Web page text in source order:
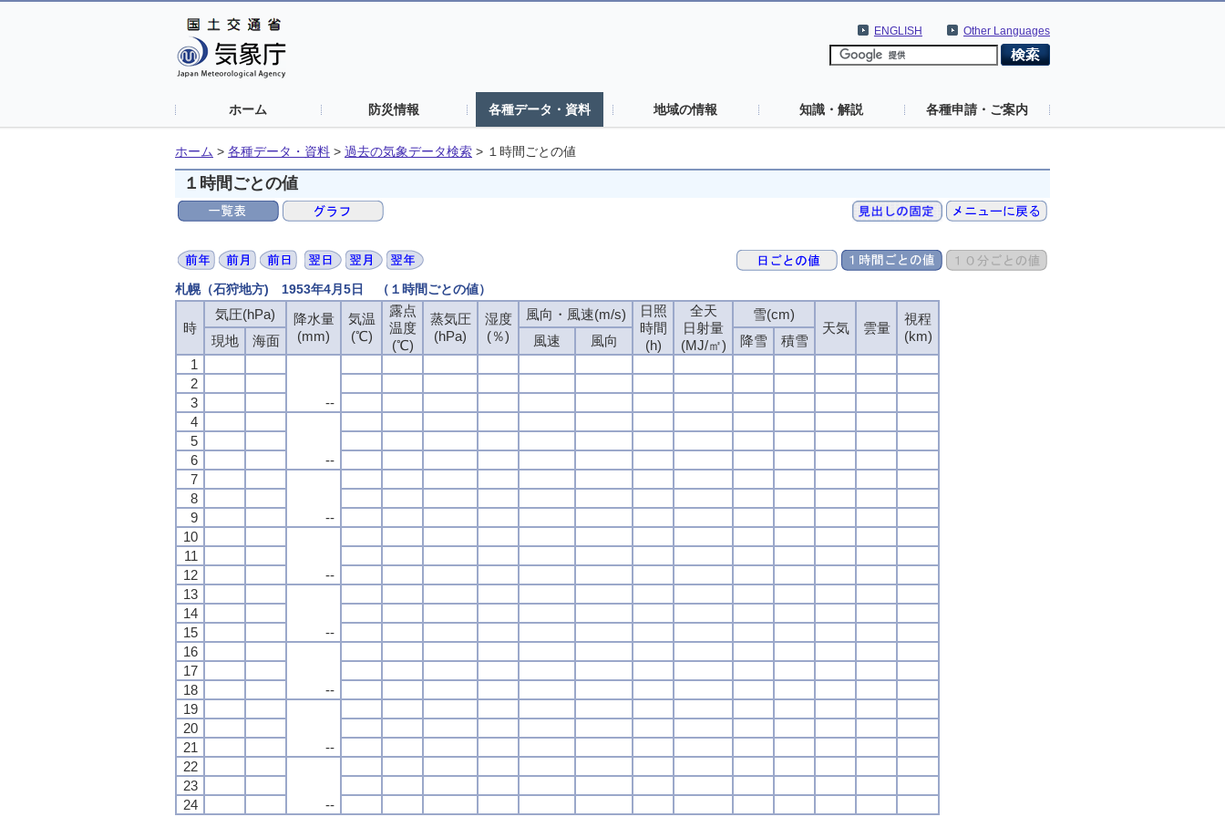
Other Languages
ENGLISH
ホーム 防災情報 各種データ・資料 地域の情報 知識・解説 各種申請・ご案内
ホーム > 各種データ・資料 > 過去の気象データ検索 > １時間ごとの値
１時間ごとの値
札幌（石狩地方) 1953年4月5日 （１時間ごとの値）
時
気圧(hPa)
降水量
(mm)
気温
(℃)
露点
温度
(℃)
蒸気圧
(hPa)
湿度
(％)
風向・風速(m/s)
日照
時間
(h)
全天
日射量
(MJ/㎡)
雪(cm)
天気
雲量
視程
(km)
現地 海面 風速 風向 降雪
積雪
1
--
2
3
4
--
5
6
7
--
8
9
10
--
11
12
13
--
14
15
16
--
17
18
19
--
20
21
22
--
23
24